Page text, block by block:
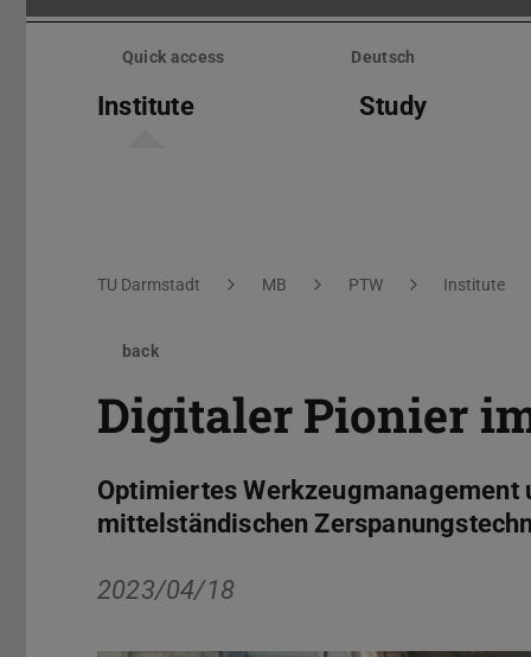
Skip
Quick access Deutsch
Institute Study
You are here:
TU Darmstadt MB PTW Institute
back
Digitaler Pionier
Optimiertes
mittelständischen
2023/04/18